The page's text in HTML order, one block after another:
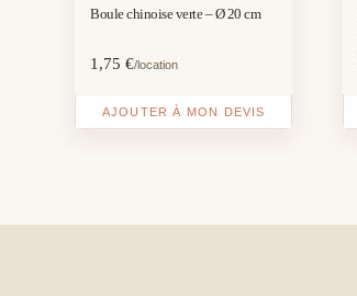
Boule chinoise verte – Ø 20 cm
1,75€/location
AJOUTER À MON DEVIS